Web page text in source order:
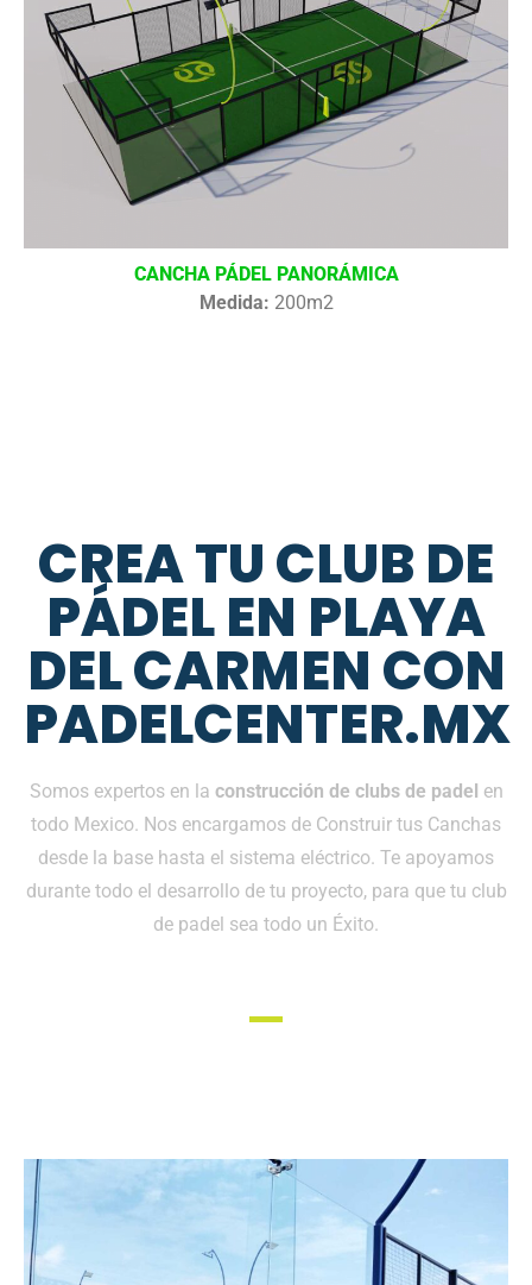
CANCHA PÁDEL PANORÁMICA
Medida: 200m2
CREA TU CLUB DE
PÁDEL EN PLAYA
DEL CARMEN CON
PADELCENTER.MX
Somos expertos en la construcción de clubs de padel en
todo Mexico. Nos encargamos de Construir tus Canchas
desde la base hasta el sistema eléctrico. Te apoyamos
durante todo el desarrollo de tu proyecto, para que tu club
de padel sea todo un Éxito.